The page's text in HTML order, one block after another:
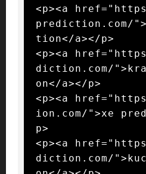
<p><a
prediction.com/
tion</a></p>
<p><a
diction.com/
on</a></p>
<p><a
ion.com/">xe
p>
<p><a
diction.com/